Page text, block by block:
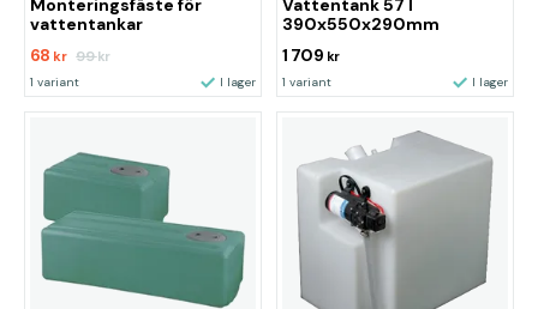
Monteringsfäste för
vattentankar
68 kr 99kr
1 variant I lager
Vattentank 57 l
390x550x290mm
1 709 kr
1 variant I lager